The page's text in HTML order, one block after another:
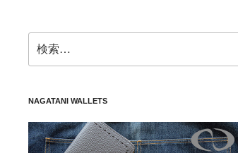
索:
NAGATANI WALLETS